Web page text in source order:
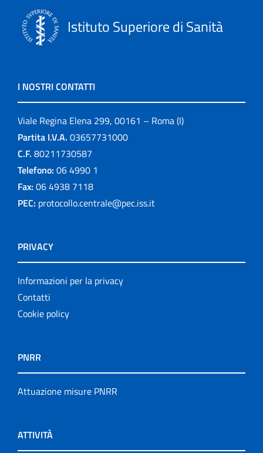
Istituto Superiore di Sanità
I NOSTRI CONTATTI
Viale Regina Elena 299, 00161 – Roma (I)
Partita I.V.A. 03657731000
C.F. 80211730587
Telefono: 06 4990 1
Fax: 06 4938 7118
PEC: protocollo.centrale@pec.iss.it
PRIVACY
Informazioni per la privacy
Contatti
Cookie policy
PNRR
Attuazione misure PNRR
ATTIVITÀ